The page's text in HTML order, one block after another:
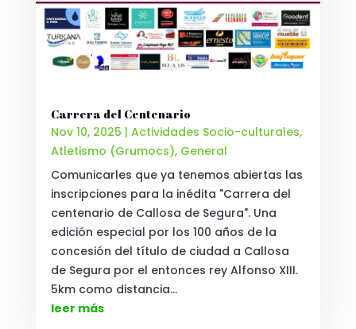
Carrera del Centenario
Nov 10, 2025 | Actividades Socio-culturales,
Atletismo (Grumocs), General
Comunicarles que ya tenemos abiertas las
inscripciones para la inédita "Carrera del
centenario de Callosa de Segura". Una
edición especial por los 100 años de la
concesión del título de ciudad a Callosa
de Segura por el entonces rey Alfonso XIII.
5km como distancia...
leer más